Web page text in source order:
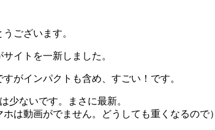
ございます。
イトを一新しました。
がインパクトも含め、すごい！です。
少ないです。まさに最新。
ホは動画がでません。どうしても重くなるので）